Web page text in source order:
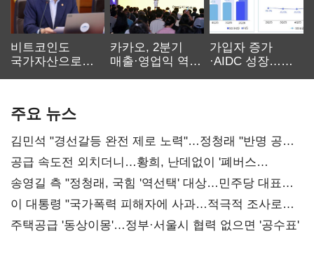
비트코인도
국가자산으로…'
카카오, 2분기
매출·영업익 역대
가입자 증가
·AIDC 성장…
주요 뉴스
김민석 "경선갈등 완전 제로 노력"…정청래 "반명 공세
사과부터"
공급 속도전 외치더니…황희, 난데없이 '폐버스
리모델링' 제안
송영길 측 "정청래, 국힘 '역선택' 대상…민주당 대표로
총선 지휘 못해"
이 대통령 "국가폭력 피해자에 사과…적극적 조사로
진실 밝혀야"
주택공급 '동상이몽'…정부·서울시 협력 없으면 '공수표'